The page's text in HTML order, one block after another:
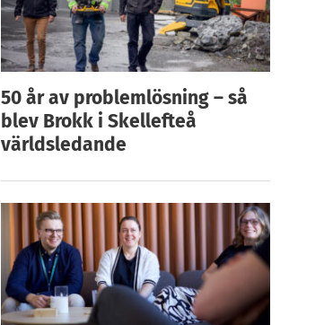
50 år av problemlösning – så
blev Brokk i Skellefteå
världsledande